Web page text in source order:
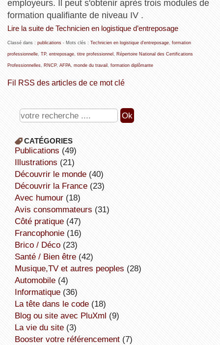
employeurs. Il peut s'obtenir après trois modules de
formation qualifiante de niveau IV .
Lire la suite de Technicien en logistique d’entreposage
Classé dans : publications- Mots clés : Technicien en logistique d'entreposage, formation
professionnelle, TP, entreposage, titre professionnel Répertoire National des Certifications
Professionnelles, RNCP, AFPA, monde du travail formation diplômante
Fil RSS des articles de ce mot clé
CATÉGORIES
publications (49)
illustrations (21)
découvrir le monde(40)
découvrir la France(23)
avec humour(18)
avis consommateurs (31)
côté pratique(47)
Francophonie(16)
Brico / Déco(23)
Santé / Bien être(42)
Musique,TV et autres peoples (28)
Automobile(4)
informatique(36)
la tête dans le code(18)
Blog ou site avec PluXml (9)
la vie du site(3)
booster votre référencement(7)